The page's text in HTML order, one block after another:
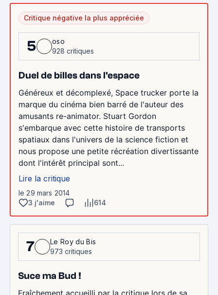
Critique négative la plus appréciée
5
oso
928 critiques
Duel de billes dans l'espace
Généreux et décomplexé, Space trucker porte la
marque du cinéma bien barré de l'auteur des
amusants re-animator. Stuart Gordon
s'embarque avec cette histoire de transports
spatiaux dans l'univers de la science fiction et
nous propose une petite récréation divertissante
dont l'intérêt principal sont...
Lire la critique
le 29 mars 2014
3 j'aime
614
7
Le Roy du Bis
973 critiques
Suce ma Bud !
Fraîchement accueilli par la critique lors de sa